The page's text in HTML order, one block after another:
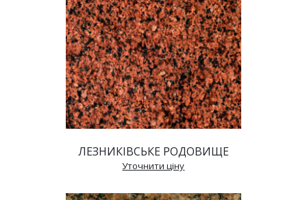
ЛЕЗНИКІВСЬКЕ РОДОВИЩЕ
Уточнити ціну